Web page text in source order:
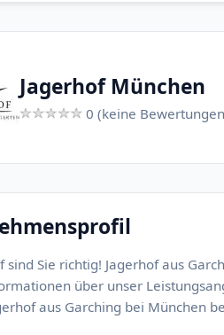
Jagerhof München
0 (keine
sind Sie richtig! Jagerhof aus
über unser
aus Garching bei München